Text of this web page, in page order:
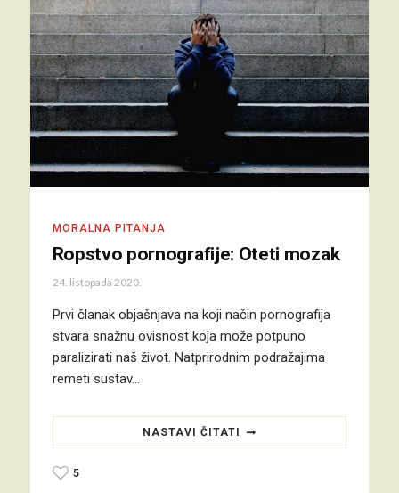
MORALNA PITANJA
Ropstvo pornografije: Oteti mozak
24. listopada 2020.
Prvi članak objašnjava na koji način pornografija
stvara snažnu ovisnost koja može potpuno
paralizirati naš život. Natprirodnim podražajima
remeti sustav…
NASTAVI ČITATI
5